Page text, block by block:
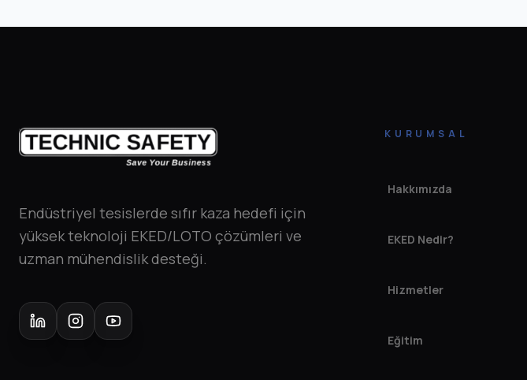
Endüstriyel tesislerde sıfır kaza hedefi için
yüksek teknoloji EKED/LOTO çözümleri ve
uzman mühendislik desteği.
KURUMSAL
Hakkımızda
EKED Nedir?
Hizmetler
Eğitim